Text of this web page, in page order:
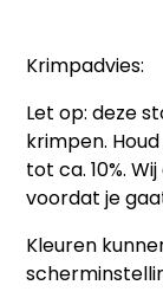
Krimpadvies:
Let op: deze
krimpen.
tot ca. 10%.
voordat je
Kleuren